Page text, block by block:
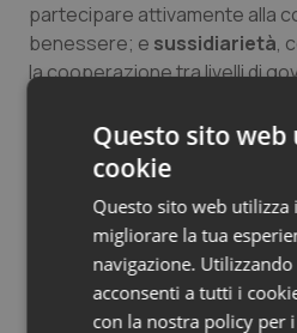
partecipare attivamente alla
benessere; e sussidiarietà,
la cooperazione tra livelli di
La relazione di cura: una
comunità
Prendersi cura non è solo una
incontro tra persone, dove il
intreccia con l’esperienza di
sua famiglia. In questo dialogo
reciproco e umano – si
Questo sito web
cookie
Questo sito web utilizza
migliorare la tua
navigazione.
acconsenti a tutti i
con la nostra policy per